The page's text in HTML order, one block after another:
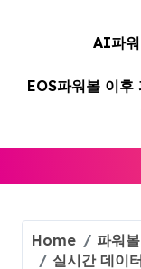
AI파
EOS파워볼 이후
Home
파워
실시간 데이